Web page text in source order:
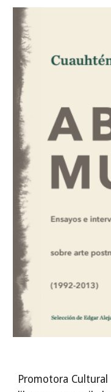
Promotora